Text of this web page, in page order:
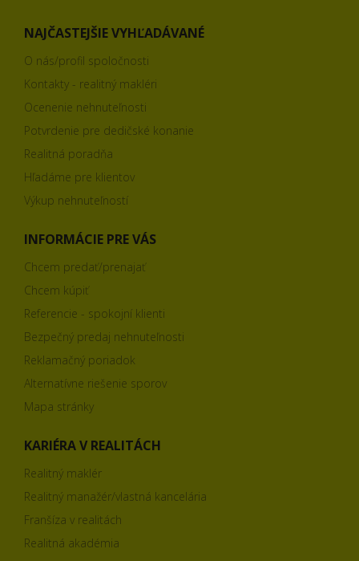
NAJČASTEJŠIE VYHĽADÁVANÉ
O nás/profil spoločnosti
Kontakty - realitný makléri
Ocenenie nehnuteľnosti
Potvrdenie pre dedičské konanie
Realitná poradňa
Hľadáme pre klientov
Výkup nehnuteľností
INFORMÁCIE PRE VÁS
Chcem predať/prenajať
Chcem kúpiť
Referencie - spokojní klienti
Bezpečný predaj nehnuteľnosti
Reklamačný poriadok
Alternatívne riešenie sporov
Mapa stránky
KARIÉRA V REALITÁCH
Realitný maklér
Realitný manažér/vlastná kancelária
Franšíza v realitách
Realitná akadémia